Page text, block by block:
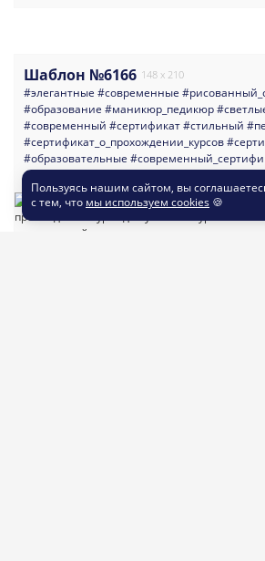
Шаблон №6166 148 x 210
#элегантные #современные
#образование #маникюр_педикюр
#современный #сертификат#стильный
#сертификат_о_прохождении_курсов
#образовательные
#шаблон_листовки#листовка_флаер
Пользуясь нашим сайтом, вы
с тем, что мы используем cookies 🍪